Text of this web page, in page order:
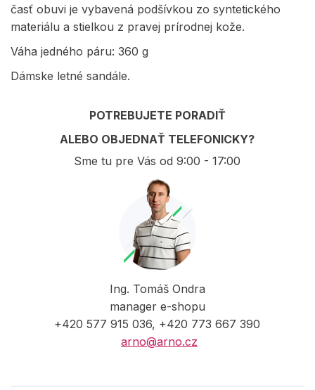
časť obuvi je vybavená podšívkou zo syntetického
materiálu a stielkou z pravej prírodnej kože.
Váha jedného páru: 360 g
Dámske letné sandále.
POTREBUJETE PORADIŤ
ALEBO OBJEDNAŤ TELEFONICKY?
Sme tu pre Vás od 9:00 - 17:00
Ing. Tomáš Ondra
manager e-shopu
+420 577 915 036, +420 773 667 390
arno@arno.cz